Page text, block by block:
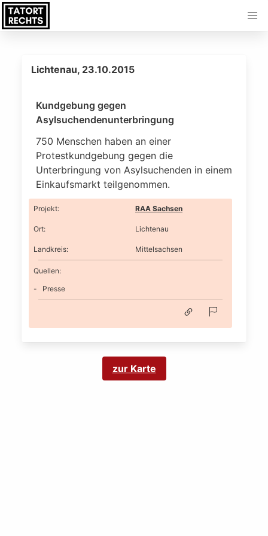
Lichtenau, 23.10.2015
Kundgebung gegen
Asylsuchendenunterbringung
750 Menschen haben an einer
Protestkundgebung gegen die
Unterbringung von Asylsuchenden in einem
Einkaufsmarkt teilgenommen.
Projekt: RAA Sachsen
Ort: Lichtenau
Landkreis: Mittelsachsen
Quellen:
Presse
zur Karte